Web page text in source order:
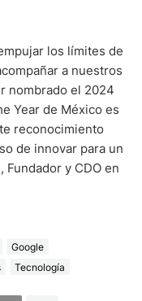
los límites de
a nuestros
nombrado el 2024
Year de México es
reconocimiento
de innovar para un
y CDO en
Google
Tecnología